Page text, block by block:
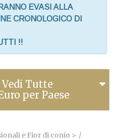
EVASI ALLA
CRONOLOGICO DI
!!
Vedi Tutte
per Paese
e Fior di conio >